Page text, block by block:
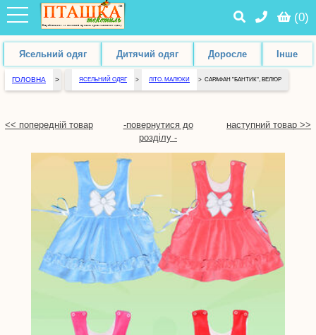
(0)
Ясельний одяг Дитячий одяг Доросле Інше
ГОЛОВНА > ЯСЕЛЬНИЙ ОДЯГ > ЛІТО. МАЛЮКИ > САРАФАН "БАНТИК", ВЕЛЮР
<< попередній товар
-повернутися до
розділу -
наступний товар >>